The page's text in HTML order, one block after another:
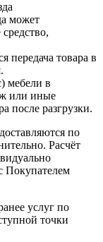
может
передача товара в
мебели в
или иные
после разгрузки.
по
Расчёт
Покупателем
услуг по
точки